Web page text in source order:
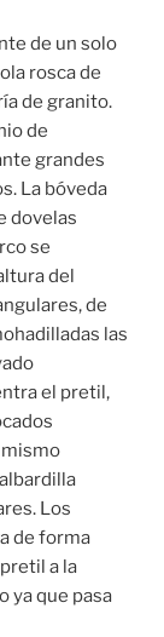
de un solo
rosca de
de granito.
de
grandes
La bóveda
dovelas
se
del
de
las
el pretil,
Los
de forma
a la
ya que pasa